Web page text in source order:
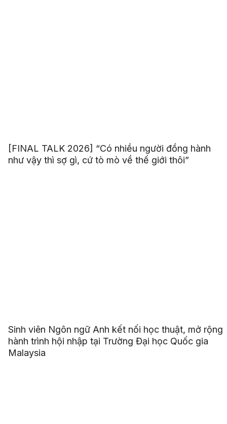
[FINAL TALK 2026] “Có nhiều người đồng hành
như vậy thì sợ gì, cứ tò mò về thế giới thôi”
Sinh viên Ngôn ngữ Anh kết nối học thuật, mở rộng
hành trình hội nhập tại Trường Đại học Quốc gia
Malaysia